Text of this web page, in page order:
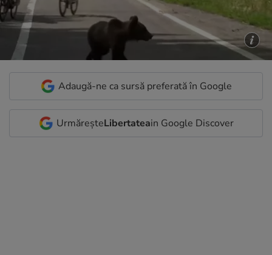
Adaugă-ne ca sursă preferată în Google
UrmăreșteLibertateain Google Discover